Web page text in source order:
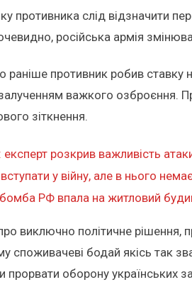
противника слід відзначити
російська армія
раніше противник робив ставку
важкого озброєння.
зіткнення.
розкрив важливість
у війну, але в нього
РФ впала на житловий
виключно політичне рішення,
споживачеві бодай якісь так
оборону українських